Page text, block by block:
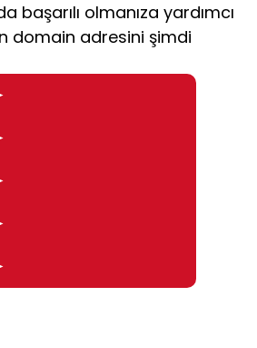
başarılı olmanıza yardımcı
domain adresini şimdi